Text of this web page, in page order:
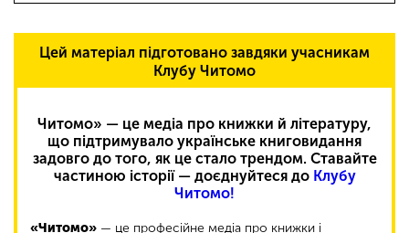
Цей матеріал підготовано завдяки учасникам
Клубу Читомо
Читомо» — це медіа про книжки й літературу,
що підтримувало українське книговидання
задовго до того, як це стало трендом. Ставайте
частиною історії — доєднуйтеся до Клубу
Читомо!
«Читомо» — це професійне медіа про книжки і